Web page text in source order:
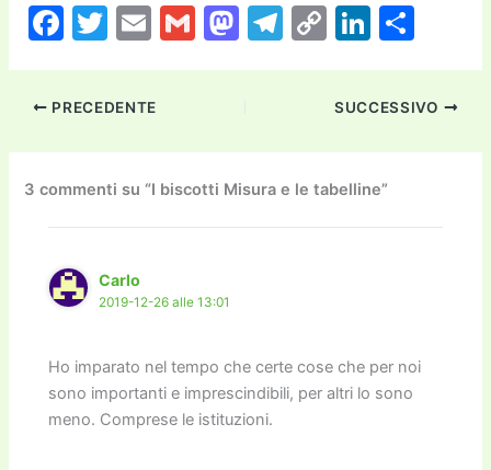
F
c
b
o
o
k
T
itt
E
ai
G
M
d
o
n
T
a
m
C
p
y
Li
n
k
Li
k
dI
n
n
vi
PRECEDENTE SUCCESSIVO
3 commenti su “I biscotti Misura e le tabelline”
Carlo
2019-12-26 alle 13:01
Ho imparato nel tempo che certe cose che per noi
sono importanti e imprescindibili, per altri lo sono
meno. Comprese le istituzioni.